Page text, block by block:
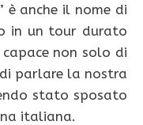
è anche il nome di
in un tour durato
non solo di
parlare la nostra
stato sposato
italiana.